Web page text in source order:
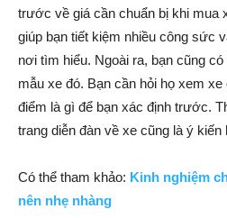
trước về giá cần chuẩn bị khi mua
giúp bạn tiết kiệm nhiều công sức
nơi tìm hiểu. Ngoài ra, bạn cũng
mẫu xe đó. Bạn cần hỏi họ xem
điểm là gì để bạn xác định trước.
trang diễn đàn về xe cũng là ý kiến
Có thể tham khảo: Kinh nghiệm
nên nhẹ nhàng